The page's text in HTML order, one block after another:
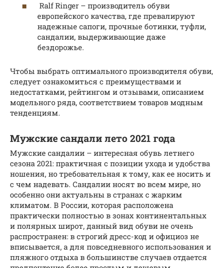
Ralf Ringer – производитель обуви
европейского качества, где превалируют
надежные сапоги, прочные ботинки, туфли,
сандалии, выдерживающие даже
бездорожье.
Чтобы выбрать оптимального производителя обуви,
следует ознакомиться с преимуществами и
недостатками, рейтингом и отзывами, описанием
модельного ряда, соответствием товаров модным
тенденциям.
Мужские сандали лето 2021 года
Мужские сандалии – интересная обувь летнего
сезона 2021: практичная с позиции ухода и удобства
ношения, но требовательная к тому, как ее носить и
с чем надевать. Сандалии носят во всем мире, но
особенно они актуальны в странах с жарким
климатом. В России, которая расположена
практически полностью в зонах континентальных
и полярных широт, данный вид обуви не очень
распространен: в строгий дресс-код и официоз не
вписывается, а для повседневного использования и
пляжного отдыха в большинстве случаев отдается